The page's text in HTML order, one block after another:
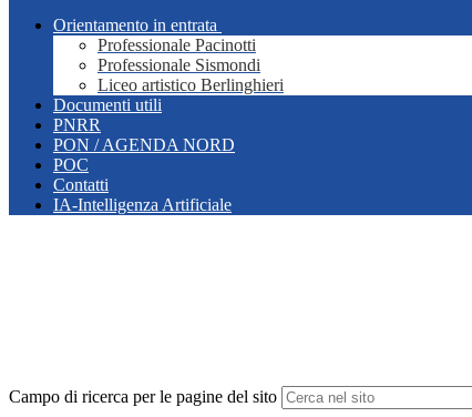
Orientamento in entrata
Professionale Pacinotti
Professionale Sismondi
Liceo artistico Berlinghieri
Documenti utili
PNRR
PON / AGENDA NORD
POC
Contatti
IA-Intelligenza Artificiale
Campo di ricerca per le pagine del sito